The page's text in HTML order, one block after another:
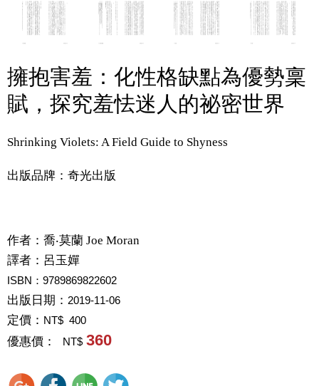
擁抱害羞：化性格缺點為優勢稟
賦，探究羞怯迷人的祕密世界
Shrinking Violets: A Field Guide to Shyness
出版品牌：奇光出版
作者： 喬‧莫蘭 Joe Moran
譯者： 呂玉嬋
ISBN：9789869822602
出版日期： 2019-11-06
定價： NT$ 400
優惠價： NT$ 360